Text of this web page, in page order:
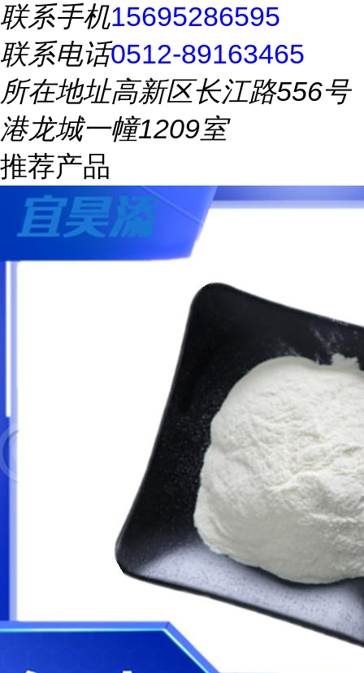
联系手机15695286595
联系电话0512-89163465
所在地址高新区长江路556号
港龙城一幢1209室
推荐产品